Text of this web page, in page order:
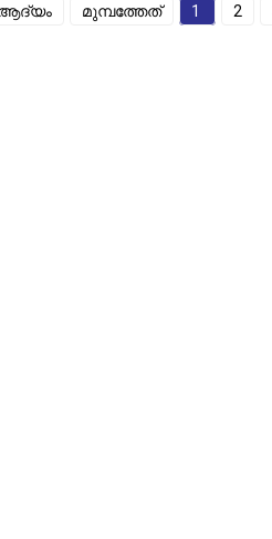
മുമ്പത്തേത് 1 2